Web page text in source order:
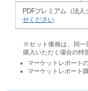
PDFプレミアム（法
せください
※セット価格は、同一
購入いただく場合の特
マーケットレポート
マーケットレポート